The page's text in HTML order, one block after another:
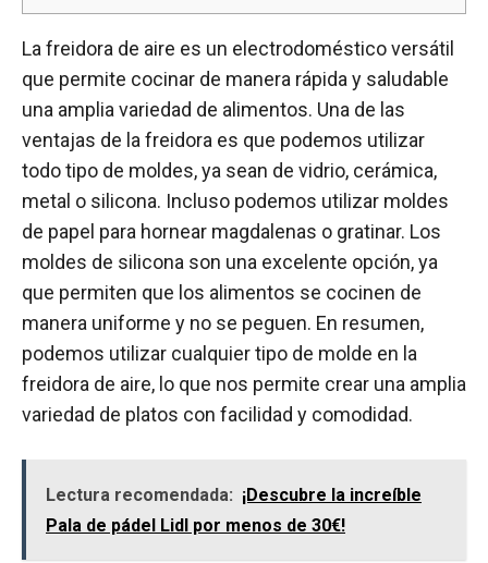
La freidora de aire es un electrodoméstico versátil
que permite cocinar de manera rápida y saludable
una amplia variedad de alimentos. Una de las
ventajas de la freidora es que podemos utilizar
todo tipo de moldes, ya sean de vidrio, cerámica,
metal o silicona. Incluso podemos utilizar moldes
de papel para hornear magdalenas o gratinar. Los
moldes de silicona son una excelente opción, ya
que permiten que los alimentos se cocinen de
manera uniforme y no se peguen. En resumen,
podemos utilizar cualquier tipo de molde en la
freidora de aire, lo que nos permite crear una amplia
variedad de platos con facilidad y comodidad.
Lectura recomendada: ¡Descubre la increíble
Pala de pádel Lidl por menos de 30€!